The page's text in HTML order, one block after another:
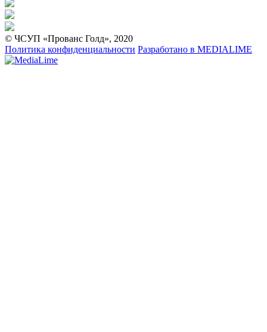
© ЧСУП «Прованс Голд», 2020
Политика конфиденциальности Разработано в MEDIALIME